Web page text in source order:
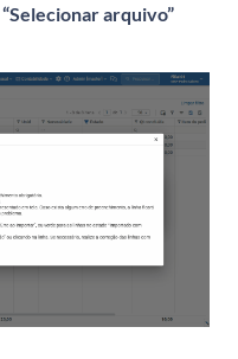
“Selecionar arquivo”